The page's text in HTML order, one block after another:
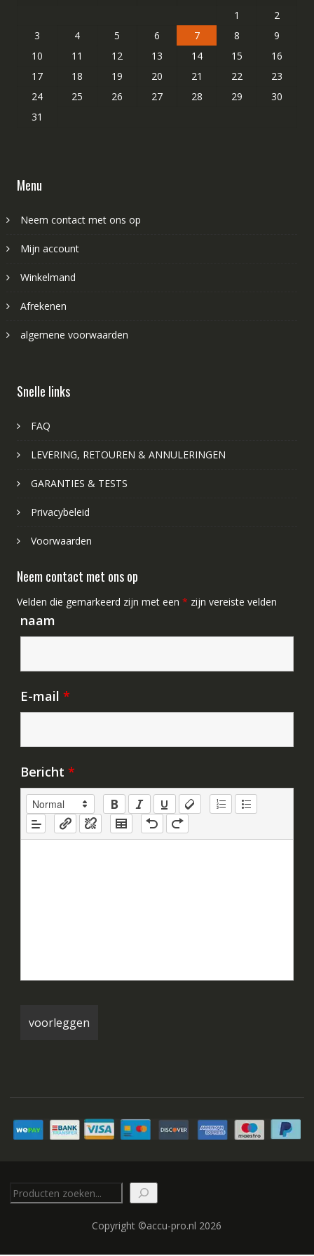
1
2
3
4 5 6 7 8
9
10
11 12 13 14 15
16
17
18 19 20 21 22
23
24
25 26 27 28 29
30
31
Menu
Neem contact met ons op
Mijn account
Winkelmand
Afrekenen
algemene voorwaarden
Snelle links
FAQ
LEVERING, RETOUREN & ANNULERINGEN
GARANTIES & TESTS
Privacybeleid
Voorwaarden
Neem contact met ons op
Velden die gemarkeerd zijn met een * zijn vereiste velden
naam
E-mail *
Bericht *
Copyright ©accu-pro.nl 2026